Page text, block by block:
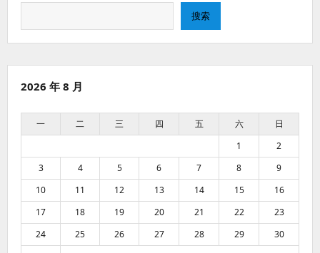
搜索
2026 年 8 月
一 二 三 四 五 六
日
1
2
3
4 5 6 7 8
9
10
11 12 13 14 15
16
17
18 19 20 21 22
23
24
25 26 27 28 29
30